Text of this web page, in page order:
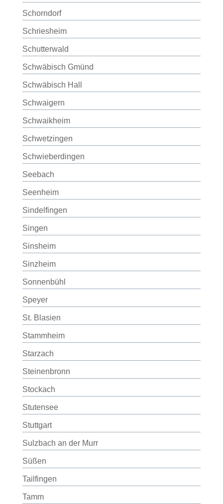
Schorndorf
Schriesheim
Schutterwald
Schwäbisch Gmünd
Schwäbisch Hall
Schwaigern
Schwaikheim
Schwetzingen
Schwieberdingen
Seebach
Seenheim
Sindelfingen
Singen
Sinsheim
Sinzheim
Sonnenbühl
Speyer
St. Blasien
Stammheim
Starzach
Steinenbronn
Stockach
Stutensee
Stuttgart
Sulzbach an der Murr
Süßen
Tailfingen
Tamm